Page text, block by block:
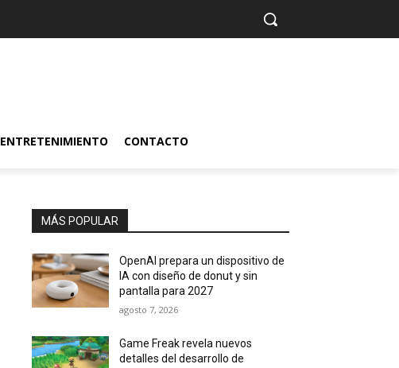
ENTRETENIMIENTO CONTACTO
MÁS POPULAR
OpenAI prepara un dispositivo de
IA con diseño de donut y sin
pantalla para 2027
agosto 7, 2026
Game Freak revela nuevos
detalles del desarrollo de